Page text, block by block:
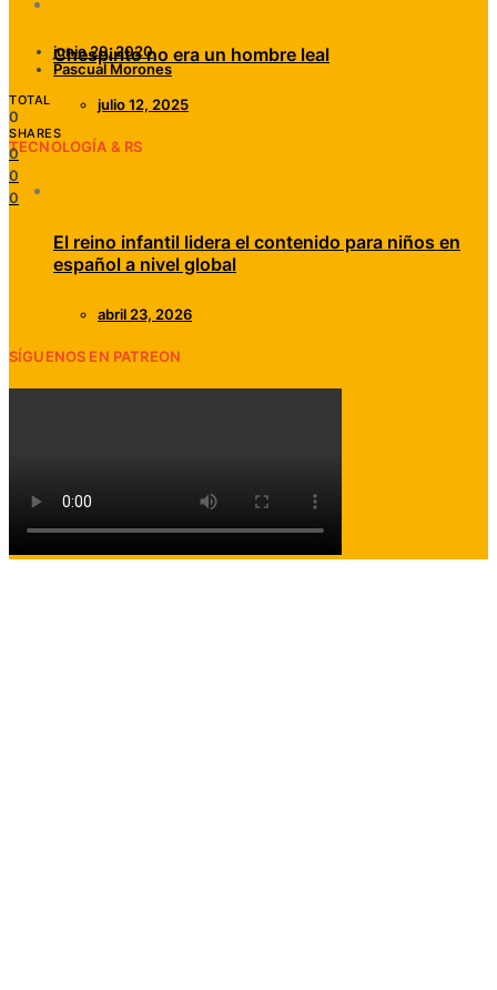
Chespirito no era un hombre leal
julio 12, 2025
TECNOLOGÍA & RS
El reino infantil lidera el contenido para niños en
español a nivel global
abril 23, 2026
SÍGUENOS EN PATREON
junio 29, 2020
Pascual Morones
TOTAL
0
SHARES
0
0
0